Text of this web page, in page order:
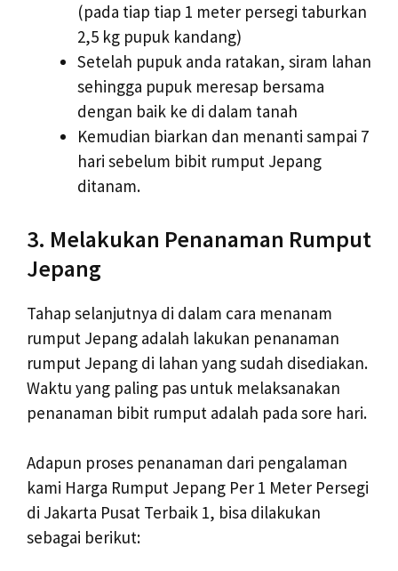
(pada tiap tiap 1 meter persegi taburkan
2,5 kg pupuk kandang)
Setelah pupuk anda ratakan, siram lahan
sehingga pupuk meresap bersama
dengan baik ke di dalam tanah
Kemudian biarkan dan menanti sampai 7
hari sebelum bibit rumput Jepang
ditanam.
3. Melakukan Penanaman Rumput
Jepang
Tahap selanjutnya di dalam cara menanam
rumput Jepang adalah lakukan penanaman
rumput Jepang di lahan yang sudah disediakan.
Waktu yang paling pas untuk melaksanakan
penanaman bibit rumput adalah pada sore hari.
Adapun proses penanaman dari pengalaman
kami Harga Rumput Jepang Per 1 Meter Persegi
di Jakarta Pusat Terbaik 1, bisa dilakukan
sebagai berikut: